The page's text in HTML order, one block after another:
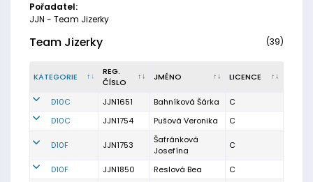
Pořadatel:
JJN - Team Jizerky
Team Jizerky (39)
KATEGORIE
REG.
ČÍSLO
JMÉNO LICENCE
D10C JJN1651 Bahníková Šárka
C
D10C
JJN1754 Pušová Veronika C
D10F JJN1753
Šafránková
Josefína
C
D10F JJN1850 Reslová Bea C